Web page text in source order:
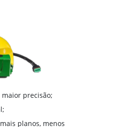
precisão;
planos, menos